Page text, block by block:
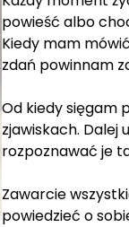
powieść albo
Kiedy mam
zdań powinnam
Od kiedy sięgam
zjawiskach.
rozpoznawać je
Zawarcie
powiedzieć o